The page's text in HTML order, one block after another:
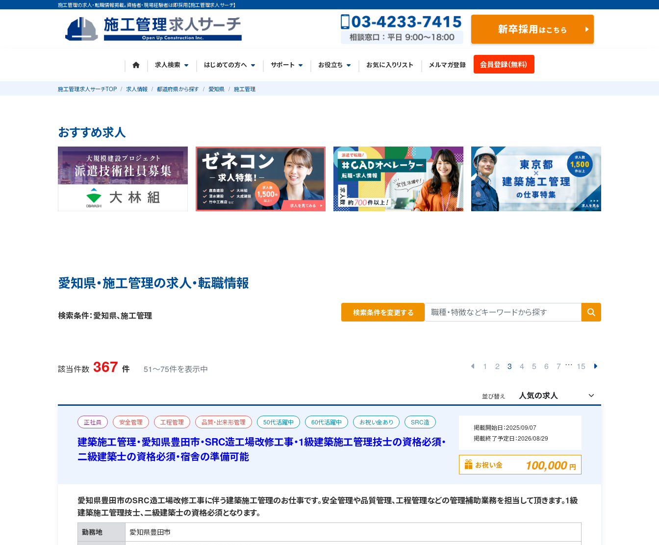
施工管理の求人・転職情報掲載。資格者・現場経験者は即採用【施工管理求人サーチ】
求人検索 はじめての方へ サポート お役立ち お気に入りリスト メルマガ登録 会員登録（無料）
施工管理求人サーチTOP 求人情報 都道府県から探す 愛知県 施工管理
おすすめ求人
愛知県・施工管理の求人・転職情報
検索条件：愛知県、施工管理 検索条件を変更する
該当件数 367 件 51〜75件を表示中 1 2 3 4 5 6 7 … 15
並び替え
正社員 安全管理 工程管理 品質・出来形管理 50代活躍中 60代活躍中 お祝い金あり
SRC造
RC造
工場・倉庫 改修 一級建築施工管理技士 おすすめ求人 二級建築士 宿舎あり
建築施工管理・愛知県豊田市・SRC造工場改修工事・1級建築施工管理技士の資格必須・
二級建築士の資格必須・宿舎の準備可能
掲載開始日：2025/09/07
掲載終了予定日：2026/08/29
お祝い金 100,000 円
愛知県豊田市のSRC造工場改修工事に伴う建築施工管理のお仕事です。安全管理や品質管理、工程管理などの管理補助業務を担当して頂きます。1級
建築施工管理技士、二級建築士の資格必須となります。
勤務地 愛知県豊田市